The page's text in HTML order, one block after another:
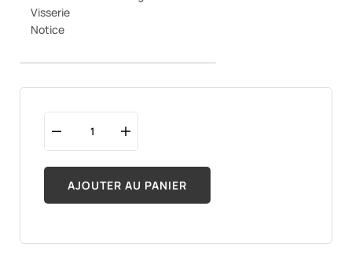
Visserie
Notice
AJOUTER AU PANIER